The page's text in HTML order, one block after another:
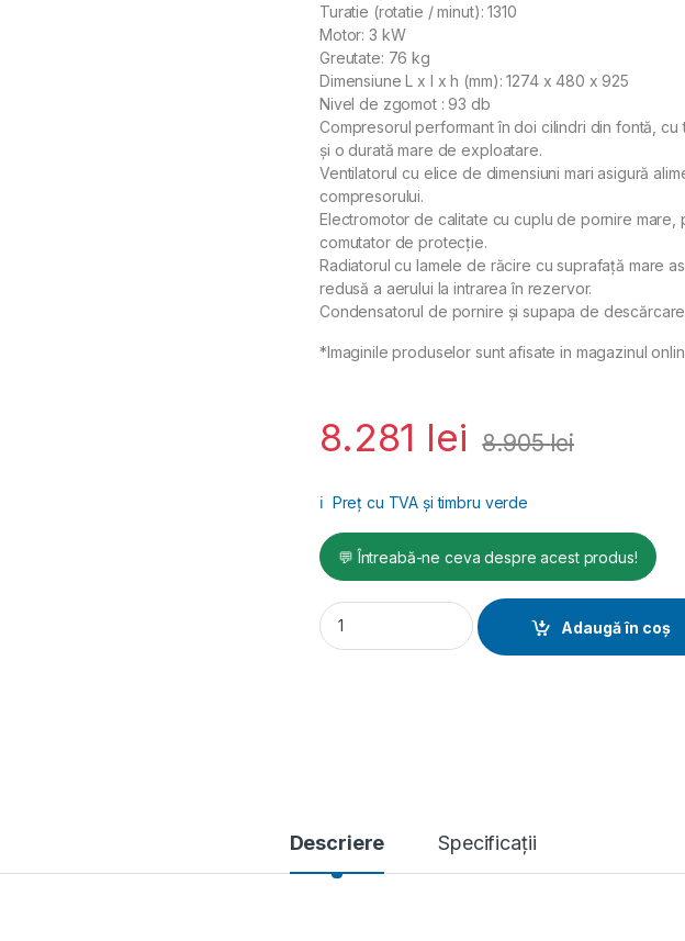
Turatie (rotatie / minut): 1310
Motor: 3 kW
Greutate: 76 kg
Dimensiune L x l x h (mm): 1274 x 480 x 925
Nivel de zgomot : 93 db
Compresorul performant în doi cilindri din fontă,
și o durată mare de exploatare.
Ventilatorul cu elice de dimensiuni mari asigură
compresorului.
Electromotor de calitate cu cuplu de pornire mare,
comutator de protecție.
Radiatorul cu lamele de răcire cu suprafață mare
redusă a aerului la intrarea în rezervor.
Condensatorul de pornire și supapa de
*Imaginile produselor sunt afisate in magazinul
8.281 lei 8.905lei
ℹ️ Preț cu TVA și timbru verde
💬 Întreabă-ne ceva despre acest produs!
Compresor profesional AIRPROFI 503/100
Adaugă în coș
Descriere Specificații